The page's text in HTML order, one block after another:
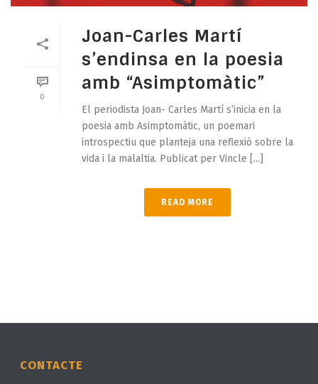
0
Joan-Carles Martí
s’endinsa en la poesia
amb “Asimptomàtic”
El periodista Joan- Carles Martí s’inicia en la
poesia amb Asimptomàtic, un poemari
introspectiu que planteja una reflexió sobre la
vida i la malaltia. Publicat per Vincle [...]
READ MORE
CONTACTE